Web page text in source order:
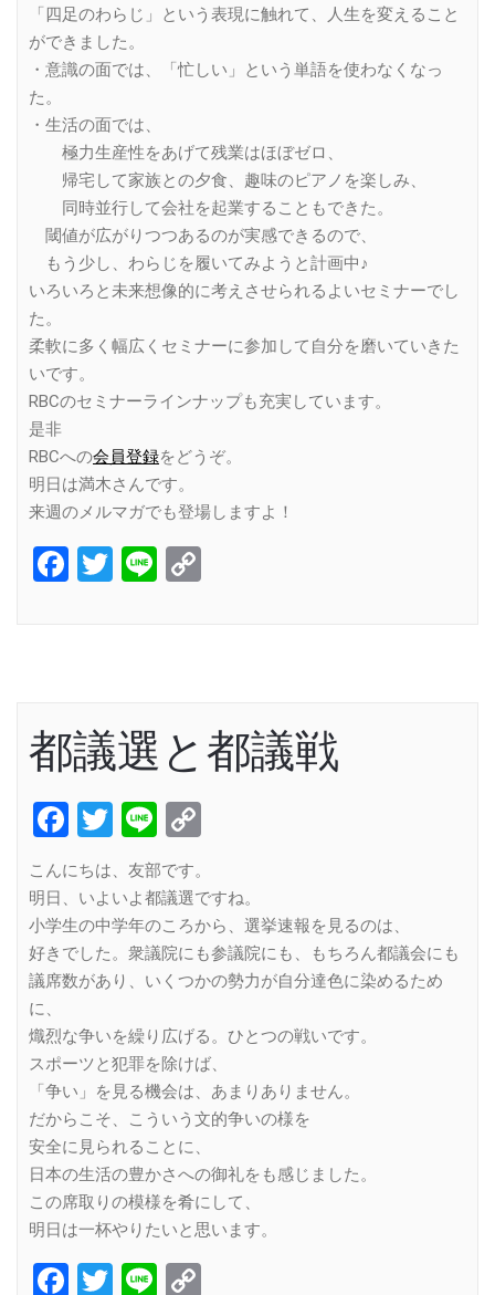
「四足のわらじ」という表現に触れて、人生を変えること
ができました。
・意識の面では、「忙しい」という単語を使わなくなっ
た。
・生活の面では、
極力生産性をあげて残業はほぼゼロ、
帰宅して家族との夕食、趣味のピアノを楽しみ、
同時並行して会社を起業することもできた。
閾値が広がりつつあるのが実感できるので、
もう少し、わらじを履いてみようと計画中♪
いろいろと未来想像的に考えさせられるよいセミナーでし
た。
柔軟に多く幅広くセミナーに参加して自分を磨いていきた
いです。
RBCのセミナーラインナップも充実しています。
是非
RBCへの会員登録をどうぞ。
明日は満木さんです。
来週のメルマガでも登場しますよ！
Facebook
Twitter
Line
都議選と都議戦
Facebook
Twitter
Line
こんにちは、友部です。
明日、いよいよ都議選ですね。
小学生の中学年のころから、選挙速報を見るのは、
好きでした。衆議院にも参議院にも、もちろん都議会にも
議席数があり、いくつかの勢力が自分達色に染めるため
に、
熾烈な争いを繰り広げる。ひとつの戦いです。
スポーツと犯罪を除けば、
「争い」を見る機会は、あまりありません。
だからこそ、こういう文的争いの様を
安全に見られることに、
日本の生活の豊かさへの御礼をも感じました。
この席取りの模様を肴にして、
明日は一杯やりたいと思います。
Facebook
Twitter
Line